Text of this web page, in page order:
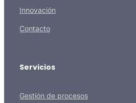
Innovación
Contacto
Servicios
Gestión de procesos